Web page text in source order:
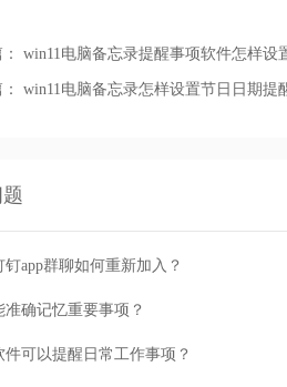
win11电脑备忘录提醒事项软件怎样设
win11电脑备忘录怎样设置节日日期提
钉app群聊如何重新加入？
准确记忆重要事项？
件可以提醒日常工作事项？